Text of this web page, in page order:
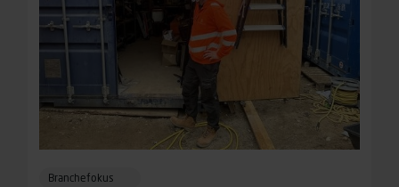
Branchefokus